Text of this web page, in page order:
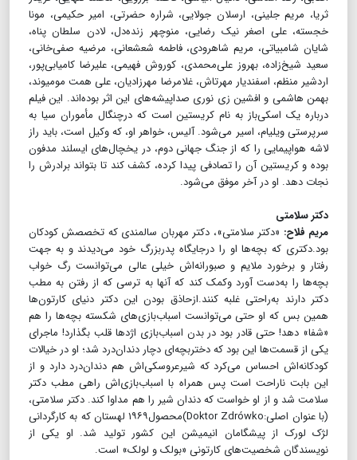
ثریا، مریم جلینی، ارسلان جولایی، شراره حضرتی، امیر حکیمی، مونا
خجسته، علی اصغر نیک رضایی، منوچهر زنده‌دل، لادن سلطان پناه،
شایان شامبیاتی، مریم شاهرودی، فاطمه شعشعانی، مرضیه صفی‌خانی،
سعید شیخ‌زاده، بهروز علی‌محمدی، کوروش فهیمی، علیرضا کامیابی‌پور،
اردشیر منظم، اسفندیار مهرتاش، غلامرضا مهرزادیان، علی همت مومیوند،
بهمن هاشمی و افشین زی نوری صداپیشه‌های این اثر بوده‌اند. این فیلم
درباره یک اسکی‌باز به نام کریستین است که درچنگال مأموران سیا به
سرپرستی ویلیام، اسیر می‌شود. آلیس، خواهر او، که وکیل است، باید راز
لاشه هواپیمایی را که از جنگ جهانی دوم، در یخچال‌های ایسلند مدفون
بوده و کریستین آن را تصادفی پیدا کرده، کشف کند تا بتواند برادرش را
نجات دهد. او در آخر موفق می‌شود.
دکتر سلامتی
مریم فلاح: «دکتر سلامتی»، دکتر مهربان سالمندی که تخصصش کودکان
بود.دکتری که بچه‌ها او را درجایگاه پدربزرگ خود می‌دیدند و به جهت
رفتار و برخورد ملایم و صبورانه‌اش خیلی عالی می‌توانست رگ خواب
بچه‌ها را به‌دست آورد وکمک کند که آنها به ترسی که از رفتن به مطب
دکتر دارند به‌راحتی غلبه کنند.ازحاذق بودن این دکتر دنیای کارتون‌ها
همین بس که او حتی می‌توانست اسباب‌بازی‌های شکسته بچه‌ها را هم
«شفا» دهد! حتی قادر بود در بدن اسباب‌بازی اژدها قلب بگذارد! ماجرای
یکی از قسمت‌ها این بود که دختربچه‌ای دچار دندان‌درد شد؛ او در خیالات
کودکانه‌اش احساس می‌کرد که شیرعروسکی‌اش هم دندان‌درد دارد و از
این بابت ناراحت است پس همراه با اسباب‌بازی‌اش راهی مطب دکتر
سلامت شد و از او خواست که دندان شیر را هم مداوا کند. دکتر سلامتی،
(با عنوان اصلی:‌Doktor Zdrówko‌)محصول۱۹۶۹ لهستان که به کارگردانی
لژک لورک از پیشگامان انیمیشن این کشور تولید شد. او یکی از
نویسندگان شخصیت‌های کارتونی «بولک و لولک» است.